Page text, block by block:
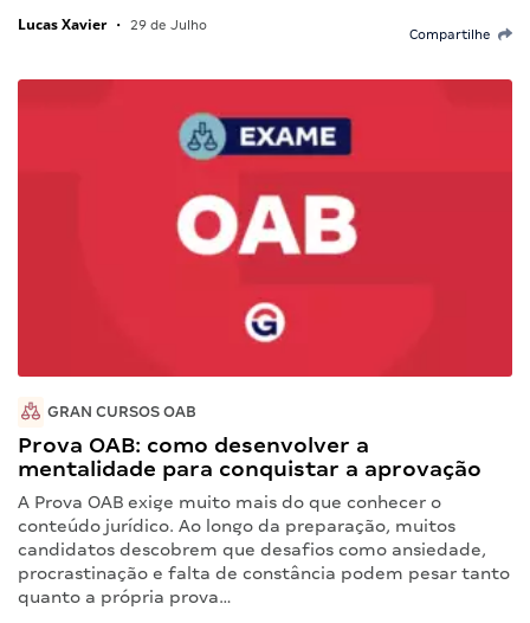
Lucas Xavier • 29 de Julho
Compartilhe
GRAN CURSOS OAB
Prova OAB: como desenvolver a
mentalidade para conquistar a aprovação
A Prova OAB exige muito mais do que conhecer o
conteúdo jurídico. Ao longo da preparação, muitos
candidatos descobrem que desafios como ansiedade,
procrastinação e falta de constância podem pesar tanto
quanto a própria prova…